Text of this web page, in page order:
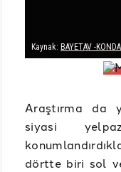
Araştırma da
siyasi
dörtte biri sol